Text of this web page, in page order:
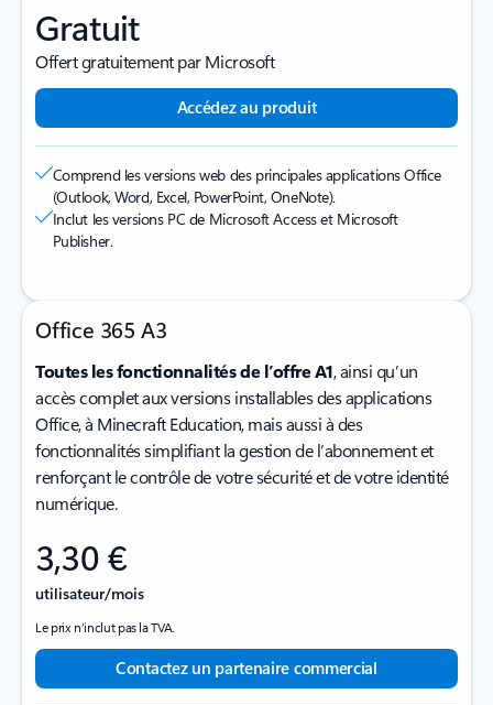
Gratuit
Offert gratuitement par Microsoft
Accédez au produit
Comprend les versions web des principales applications Office
(Outlook, Word, Excel, PowerPoint, OneNote).
Inclut les versions PC de Microsoft Access et Microsoft
Publisher.
Office 365 A3
Toutes les fonctionnalités de l’offre A1, ainsi qu’un
accès complet aux versions installables des applications
Office, à Minecraft Education, mais aussi à des
fonctionnalités simplifiant la gestion de l’abonnement et
renforçant le contrôle de votre sécurité et de votre identité
numérique.
3,30 €
utilisateur/mois
Le prix n’inclut pas la TVA.
Contactez un partenaire commercial